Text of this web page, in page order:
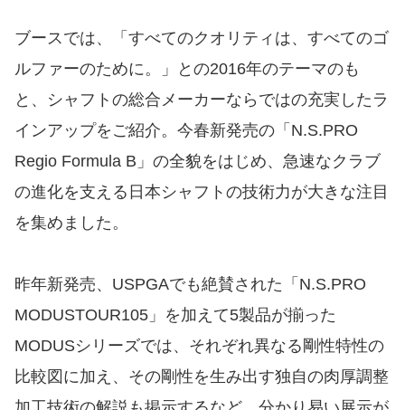
ブースでは、「すべてのクオリティは、すべてのゴ
ルファーのために。」との2016年のテーマのも
と、シャフトの総合メーカーならではの充実したラ
インアップをご紹介。今春新発売の「N.S.PRO
Regio Formula B」の全貌をはじめ、急速なクラブ
の進化を支える日本シャフトの技術力が大きな注目
を集めました。
昨年新発売、USPGAでも絶賛された「N.S.PRO
MODUSTOUR105」を加えて5製品が揃った
MODUSシリーズでは、それぞれ異なる剛性特性の
比較図に加え、その剛性を生み出す独自の肉厚調整